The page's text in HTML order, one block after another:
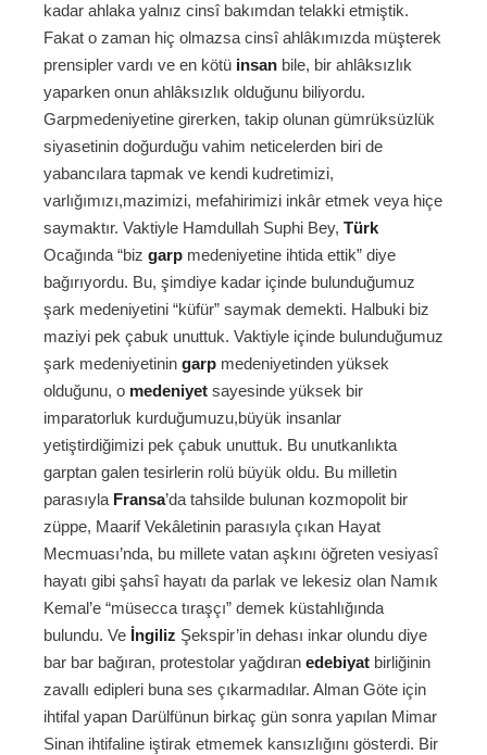
kadar ahlaka yalnız cinsî bakımdan telakki etmiştik.
Fakat o zaman hiç olmazsa cinsî ahlâkımızda müşterek
prensipler vardı ve en kötü insan bile, bir ahlâksızlık
yaparken onun ahlâksızlık olduğunu biliyordu.
Garpmedeniyetine girerken, takip olunan gümrüksüzlük
siyasetinin doğurduğu vahim neticelerden biri de
yabancılara tapmak ve kendi kudretimizi,
varlığımızı,mazimizi, mefahirimizi inkâr etmek veya hiçe
saymaktır. Vaktiyle Hamdullah Suphi Bey, Türk
Ocağında “biz garp medeniyetine ihtida ettik” diye
bağırıyordu. Bu, şimdiye kadar içinde bulunduğumuz
şark medeniyetini “küfür” saymak demekti. Halbuki biz
maziyi pek çabuk unuttuk. Vaktiyle içinde bulunduğumuz
şark medeniyetinin garp medeniyetinden yüksek
olduğunu, o medeniyet sayesinde yüksek bir
imparatorluk kurduğumuzu,büyük insanlar
yetiştirdiğimizi pek çabuk unuttuk. Bu unutkanlıkta
garptan galen tesirlerin rolü büyük oldu. Bu milletin
parasıyla Fransa’da tahsilde bulunan kozmopolit bir
züppe, Maarif Vekâletinin parasıyla çıkan Hayat
Mecmuası’nda, bu millete vatan aşkını öğreten vesiyasî
hayatı gibi şahsî hayatı da parlak ve lekesiz olan Namık
Kemal’e “müsecca tıraşçı” demek küstahlığında
bulundu. Ve İngiliz Şekspir’in dehası inkar olundu diye
bar bar bağıran, protestolar yağdıran edebiyat birliğinin
zavallı edipleri buna ses çıkarmadılar. Alman Göte için
ihtifal yapan Darülfünun birkaç gün sonra yapılan Mimar
Sinan ihtifaline iştirak etmemek kansızlığını gösterdi. Bir